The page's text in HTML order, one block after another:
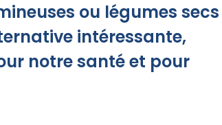
ou légumes secs
intéressante,
notre santé et pour